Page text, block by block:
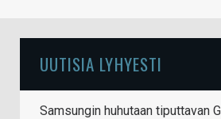
UUTISIA LYHYESTI
Samsungin huhutaan tiputtavan